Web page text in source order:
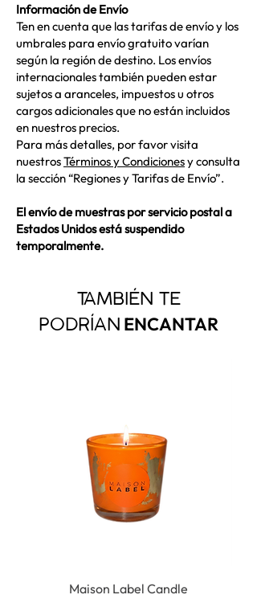
Información de Envío
Ten en cuenta que las tarifas de envío y los
umbrales para envío gratuito varían
según la región de destino. Los envíos
internacionales también pueden estar
sujetos a aranceles, impuestos u otros
cargos adicionales que no están incluidos
en nuestros precios.
Para más detalles, por favor visita
nuestrosTérminos y Condicionesy consulta
la sección “Regiones y Tarifas de Envío”.
El envío de muestras por servicio postal a
Estados Unidos está suspendido
temporalmente.
TAMBIÉN TE
PODRÍAN ENCANTAR
Maison Label Candle